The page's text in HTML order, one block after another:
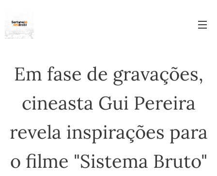
Em fase de gravações,
cineasta Gui Pereira
revela inspirações para
o filme "Sistema Bruto"